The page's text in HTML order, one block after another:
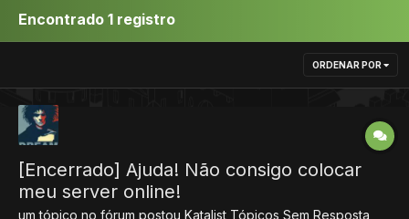
Encontrado 1 registro
ORDENAR POR
[Encerrado] Ajuda! Não consigo colocar
meu server online!
um tópico no fórum postou Katalist Tópicos Sem Resposta